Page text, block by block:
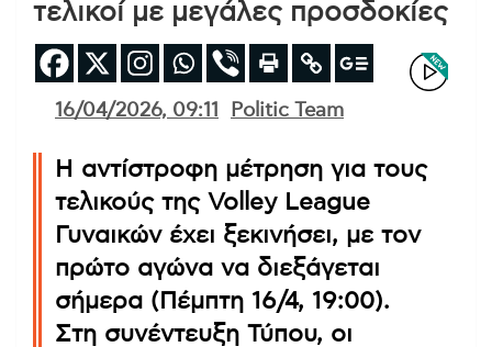
τελικοί με μεγάλες προσδοκίες
16/04/2026, 09:11 Politic Team
Η αντίστροφη μέτρηση για τους
τελικούς της Volley League
Γυναικών έχει ξεκινήσει, με τον
πρώτο αγώνα να διεξάγεται
σήμερα (Πέμπτη 16/4, 19:00).
Στη συνέντευξη Τύπου, οι